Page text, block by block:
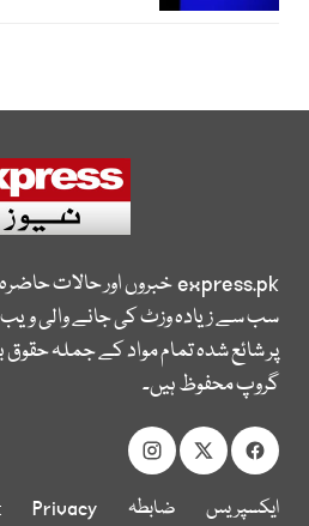
express.pkخبروں اور حالات
سب سے زیادہ وزٹ کی جانے والی
پر شائع شدہ تمام مواد کے جملہ
گروپ محفوظ ہیں۔
ایکسپریس
ضابطہ
Privacy